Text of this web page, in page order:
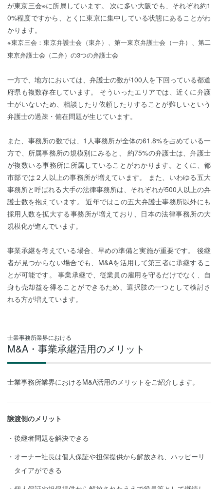
が東京三会※に所属しています。 次に多い大阪でも、それぞれ約1
0%程度ですから、とくに東京に集中している状態にあることがわ
かります。
※東京三会：東京弁護士会（東弁）、第一東京弁護士会（一弁）、第二
東京弁護士会（二弁）の3つの弁護士会
一方で、地方においては、弁護士の数が100人を下回っている都道
府県も複数存在しています。 そういったエリアでは、近くに弁護
士がいないため、相談したり依頼したりすることが難しいという
弁護士の過疎・偏在問題が生じています。
また、事務所の数では、1人事務所が全体の61.8%を占めている一
方で、所属事務所の規模別にみると、 約75%の弁護士は、弁護士
が複数いる事務所に所属していることがわかります。とくに、都
市部では２人以上の事務所が増えています。 また、いわゆる五大
事務所と呼ばれる大手の法律事務所は、それぞれが500人以上の弁
護士数を抱えています。 近年ではこの五大弁護士事務所以外にも
採用人数を拡大する事務所が増えており、日本の法律事務所の大
規模化が進んでいます。
事業承継を考えている場合、早めの準備と実施が重要です。 後継
者が見つからない場合でも、M&Aを活用して第三者に承継するこ
とが可能です。 事業承継で、従業員の雇用を守るだけでなく、自
身も売却益を得ることができるため、選択肢の一つとして検討さ
れる方が増えています。
士業事務所業界における
M&A・事業承継活用のメリット
士業事務所業界におけるM&A活用のメリットをご紹介します。
譲渡側のメリット
後継者問題を解決できる
オーナー社長は個人保証や担保提供から解放され、ハッピーリ
タイアができる